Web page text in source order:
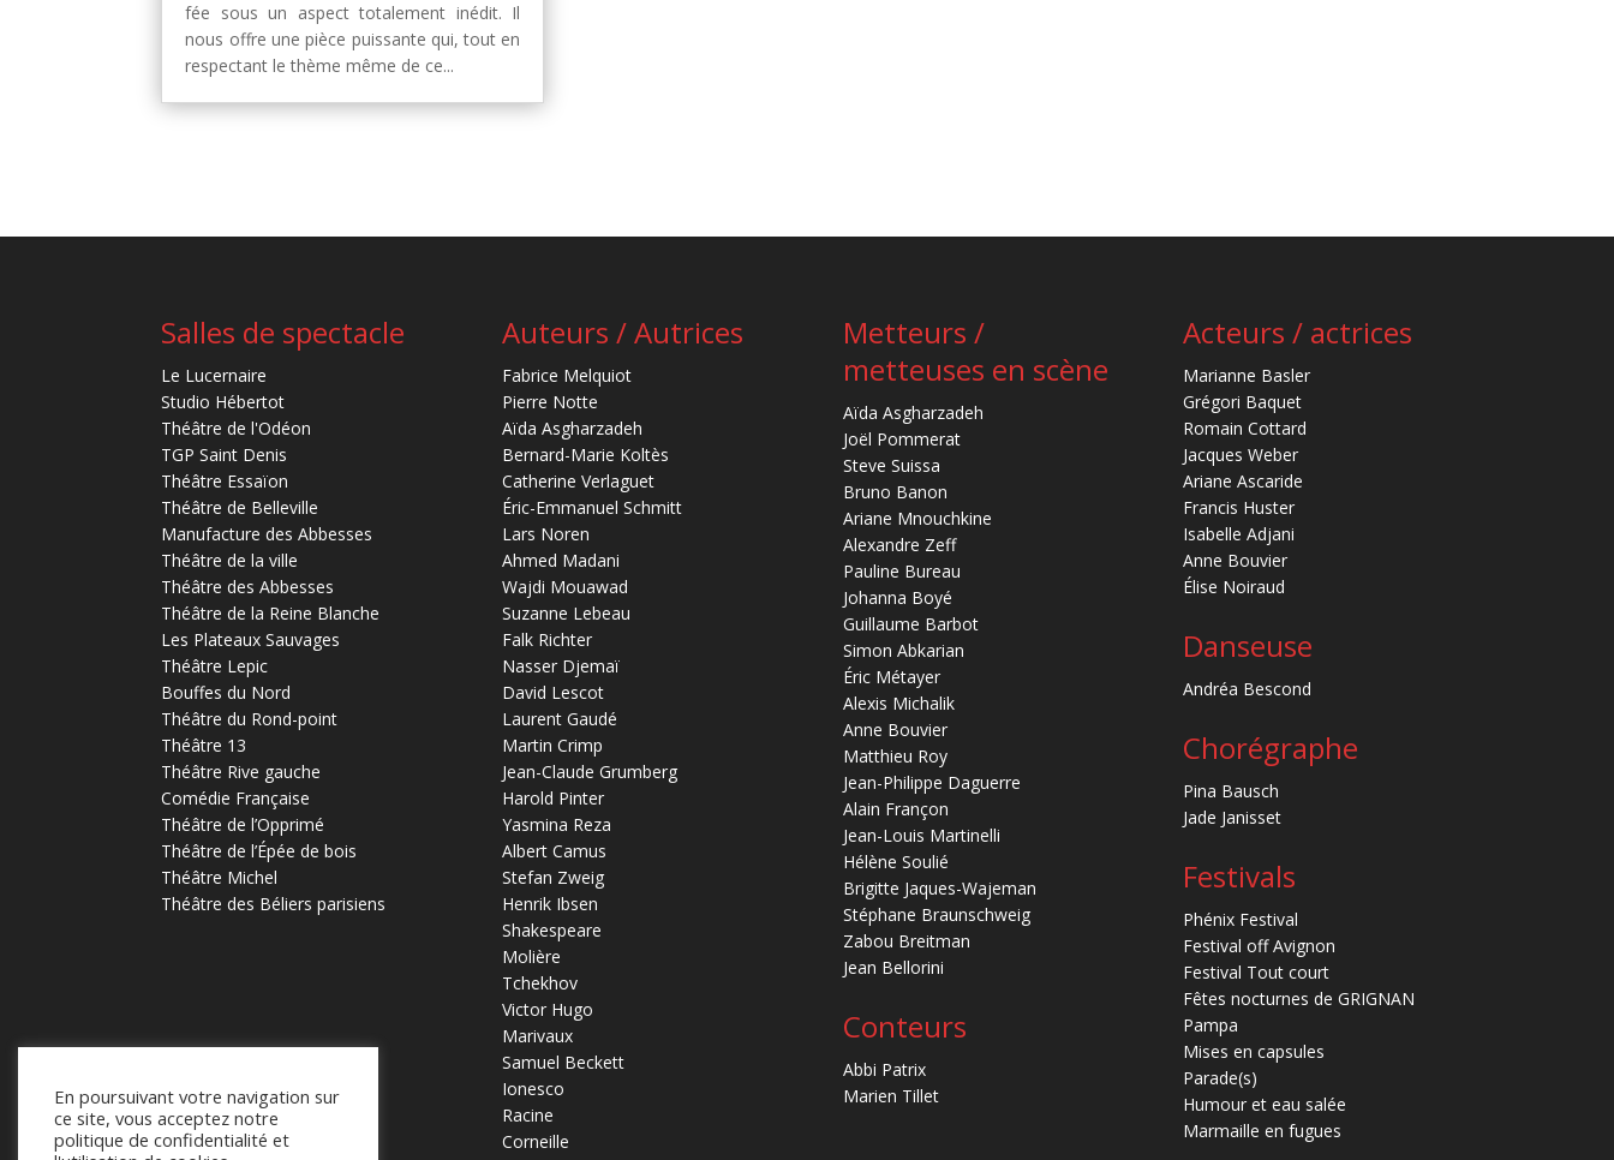
fée sous un aspect totalement inédit. Il
nous offre une pièce puissante qui, tout en
respectant le thème même de ce...
Salles de spectacle
Le Lucernaire
Studio Hébertot
Théâtre de l'Odéon
TGP Saint Denis
Théâtre Essaïon
Théâtre de Belleville
Manufacture des Abbesses
Théâtre de la ville
Théâtre des Abbesses
Théâtre de la Reine Blanche
Les Plateaux Sauvages
Théâtre Lepic
Bouffes du Nord
Théâtre du Rond-point
Théâtre 13
Théâtre Rive gauche
Comédie Française
Théâtre de l’Opprimé
Théâtre de l’Épée de bois
Théâtre Michel
Théâtre des Béliers parisiens
Auteurs / Autrices
Fabrice Melquiot
Pierre Notte
Aïda Asgharzadeh
Bernard-Marie Koltès
Catherine Verlaguet
Éric-Emmanuel Schmitt
Lars Noren
Ahmed Madani
Wajdi Mouawad
Suzanne Lebeau
Falk Richter
Nasser Djemaï
David Lescot
Laurent Gaudé
Martin Crimp
Jean-Claude Grumberg
Harold Pinter
Yasmina Reza
Albert Camus
Stefan Zweig
Henrik Ibsen
Shakespeare
Molière
Tchekhov
Victor Hugo
Marivaux
Samuel Beckett
Ionesco
Racine
Corneille
Metteurs /
metteuses en scène
Aïda Asgharzadeh
Joël Pommerat
Steve Suissa
Bruno Banon
Ariane Mnouchkine
Alexandre Zeff
Pauline Bureau
Johanna Boyé
Guillaume Barbot
Simon Abkarian
Éric Métayer
Alexis Michalik
Anne Bouvier
Matthieu Roy
Jean-Philippe Daguerre
Alain Françon
Jean-Louis Martinelli
Hélène Soulié
Brigitte Jaques-Wajeman
Stéphane Braunschweig
Zabou Breitman
Jean Bellorini
Conteurs
Abbi Patrix
Marien Tillet
Acteurs / actrices
Marianne Basler
Grégori Baquet
Romain Cottard
Jacques Weber
Ariane Ascaride
Francis Huster
Isabelle Adjani
Anne Bouvier
Élise Noiraud
Danseuse
Andréa Bescond
Chorégraphe
Pina Bausch
Jade Janisset
Festivals
Phénix Festival
Festival off Avignon
Festival Tout court
Fêtes nocturnes de GRIGNAN
Pampa
Mises en capsules
Parade(s)
Humour et eau salée
Marmaille en fugues
En poursuivant votre navigation sur
ce site, vous acceptez notre
politique de confidentialité et